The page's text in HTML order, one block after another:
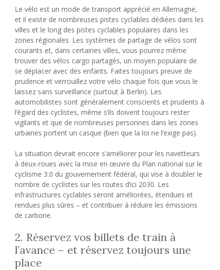
Le vélo est un mode de transport apprécié en Allemagne,
et il existe de nombreuses pistes cyclables dédiées dans les
villes et le long des pistes cyclables populaires dans les
zones régionales. Les systèmes de partage de vélos sont
courants et, dans certaines villes, vous pourrez même
trouver des vélos cargo partagés, un moyen populaire de
se déplacer avec des enfants. Faites toujours preuve de
prudence et verrouillez votre vélo chaque fois que vous le
laissez sans surveillance (surtout à Berlin). Les
automobilistes sont généralement conscients et prudents à
l’égard des cyclistes, même s’ils doivent toujours rester
vigilants et que de nombreuses personnes dans les zones
urbaines portent un casque (bien que la loi ne l’exige pas).
La situation devrait encore s’améliorer pour les navetteurs
à deux-roues avec la mise en œuvre du Plan national sur le
cyclisme 3.0 du gouvernement fédéral, qui vise à doubler le
nombre de cyclistes sur les routes d’ici 2030. Les
infrastructures cyclables seront améliorées, étendues et
rendues plus sûres – et contribuer à réduire les émissions
de carbone.
2. Réservez vos billets de train à
l’avance – et réservez toujours une
place